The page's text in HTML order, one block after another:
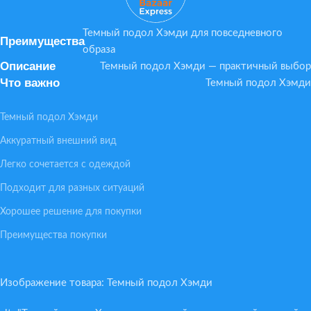
Преимущества
Темный подол Хэмди для повседневного
образа
Описание Темный подол Хэмди — практичный выбор
Что важно Темный подол Хэмди
Темный подол Хэмди
Аккуратный внешний вид
Легко сочетается с одеждой
Подходит для разных ситуаций
Хорошее решение для покупки
Преимущества покупки
Изображение товара: Темный подол Хэмди